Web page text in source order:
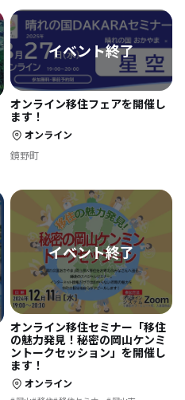
オンライン移住フェアを開催し
ます！
オンライン
鏡野町
オンライン移住セミナー「移住
の魅力発見！秘密の岡山ケンミ
ントークセッション」を開催し
ます！
オンライン